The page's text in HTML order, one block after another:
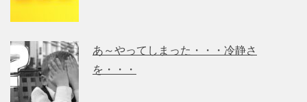
あ～やってしまった・・・冷静さ
を・・・